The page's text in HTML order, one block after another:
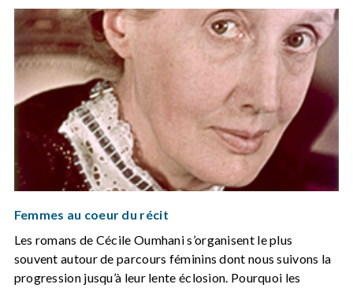
Femmes au coeur du récit
Les romans de Cécile Oumhani s’organisent le plus
souvent autour de parcours féminins dont nous suivons la
progression jusqu’à leur lente éclosion. Pourquoi les